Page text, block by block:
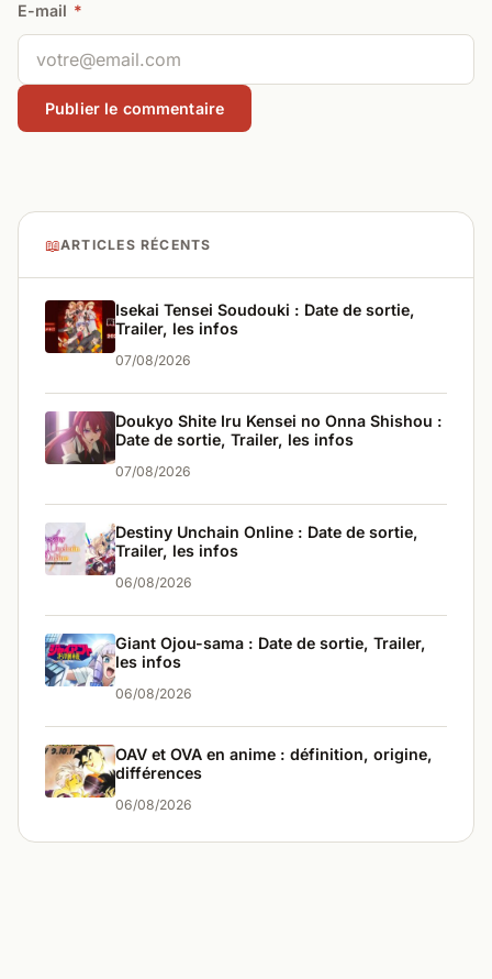
E-mail *
📖ARTICLES RÉCENTS
Isekai Tensei Soudouki : Date de sortie,
Trailer, les infos
07/08/2026
Doukyo Shite Iru Kensei no Onna Shishou :
Date de sortie, Trailer, les infos
07/08/2026
Destiny Unchain Online : Date de sortie,
Trailer, les infos
06/08/2026
Giant Ojou-sama : Date de sortie, Trailer,
les infos
06/08/2026
OAV et OVA en anime : définition, origine,
différences
06/08/2026